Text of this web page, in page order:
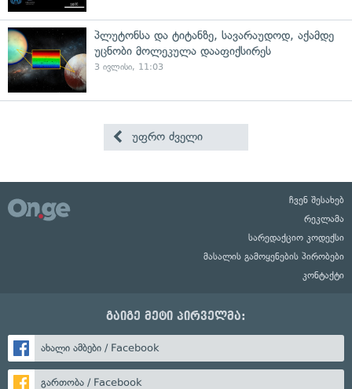
პლუტონსა და ტიტანზე, სავარაუდოდ, აქამდე
უცნობი მოლეკულა დააფიქსირეს
3 ივლისი, 11:03
უფრო ძველი
ჩვენ შესახებ
რეკლამა
სარედაქციო კოდექსი
მასალის გამოყენების პირობები
კონტაქტი
გაიგე მეტი პირველმა:
ახალი ამბები / Facebook
გართობა / Facebook